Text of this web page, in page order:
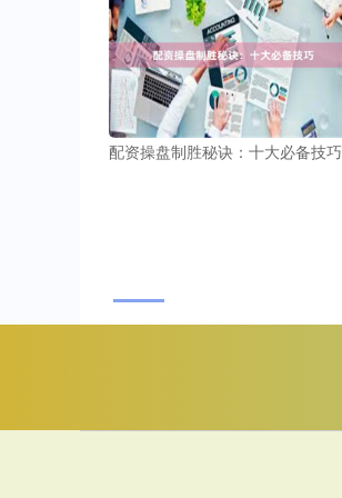
配资操盘制胜秘诀：十大必备技巧